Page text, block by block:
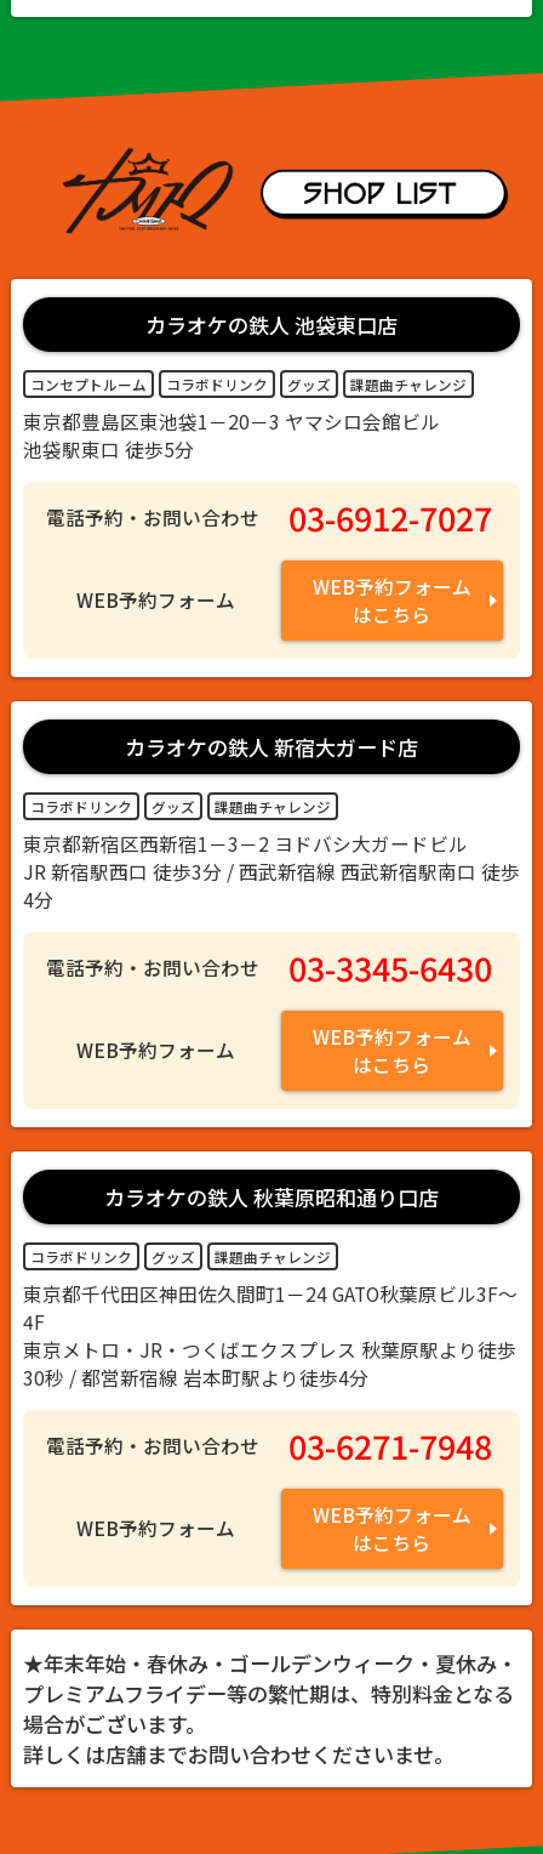
カラオケの鉄人 池袋東口店
コンセプトルーム コラボドリンク グッズ 課題曲チャレンジ
東京都豊島区東池袋1－20－3 ヤマシロ会館ビル
池袋駅東口 徒歩5分
電話予約・お問い合わせ 03-6912-7027
WEB予約フォーム
WEB予約フォーム
はこちら
カラオケの鉄人 新宿大ガード店
コラボドリンク グッズ 課題曲チャレンジ
東京都新宿区西新宿1－3－2 ヨドバシ大ガードビル
JR 新宿駅西口 徒歩3分 / 西武新宿線 西武新宿駅南口 徒歩
4分
電話予約・お問い合わせ 03-3345-6430
WEB予約フォーム
WEB予約フォーム
はこちら
カラオケの鉄人 秋葉原昭和通り口店
コラボドリンク グッズ 課題曲チャレンジ
東京都千代田区神田佐久間町1－24 GATO秋葉原ビル3F～
4F
東京メトロ・JR・つくばエクスプレス 秋葉原駅より徒歩
30秒 / 都営新宿線 岩本町駅より徒歩4分
電話予約・お問い合わせ 03-6271-7948
WEB予約フォーム
WEB予約フォーム
はこちら
★年末年始・春休み・ゴールデンウィーク・夏休み・
プレミアムフライデー等の繁忙期は、特別料金となる
場合がございます。
詳しくは店舗までお問い合わせくださいませ。